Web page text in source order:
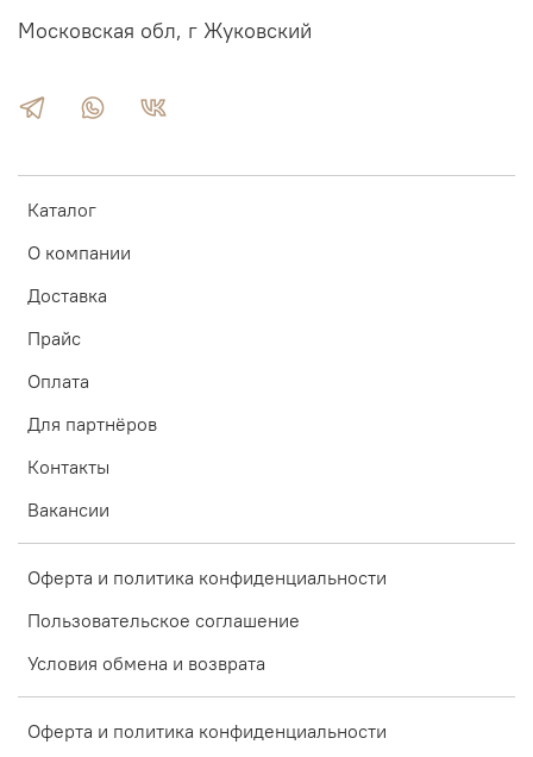
Каталог
О компании
Доставка
Прайс
Оплата
Для партнёров
Контакты
Вакансии
Оферта и политика конфиденциальности
Пользовательское соглашение
Условия обмена и возврата
Оферта и политика конфиденциальности
Московская обл, г Жуковский